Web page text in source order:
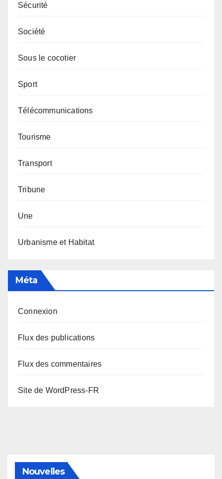
Sécurité
Société
Sous le cocotier
Sport
Télécommunications
Tourisme
Transport
Tribune
Une
Urbanisme et Habitat
Méta
Connexion
Flux des publications
Flux des commentaires
Site de WordPress-FR
Nouvelles